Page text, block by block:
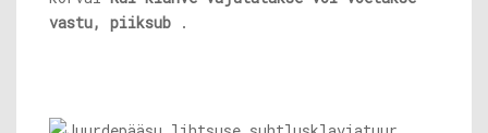
vastu, piiksub .